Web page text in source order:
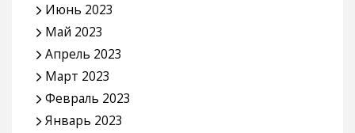
Июнь 2023
Май 2023
Апрель 2023
Март 2023
Февраль 2023
Январь 2023